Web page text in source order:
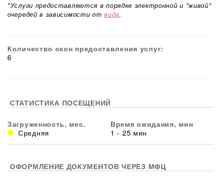
*Услуги предоставляются в порядке электронной и "живой"
очередей в зависимости отвида.
Количество окон предоставления услуг:
6
СТАТИСТИКА ПОСЕЩЕНИЙ
Загруженность, мес.
Средняя
Время ожидания, мин
1 - 25 мин
ОФОРМЛЕНИЕ ДОКУМЕНТОВ ЧЕРЕЗ МФЦ